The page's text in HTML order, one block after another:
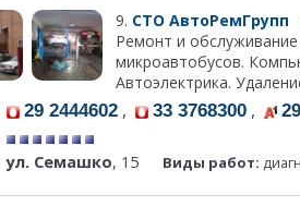
9. СТО АвтоРемГрупп
Ремонт и обслуживание
микроавтобусов.
Автоэлектрика.
29 2444602 , 33 3768300 ,
ул. Семашко, 15 Виды работ: